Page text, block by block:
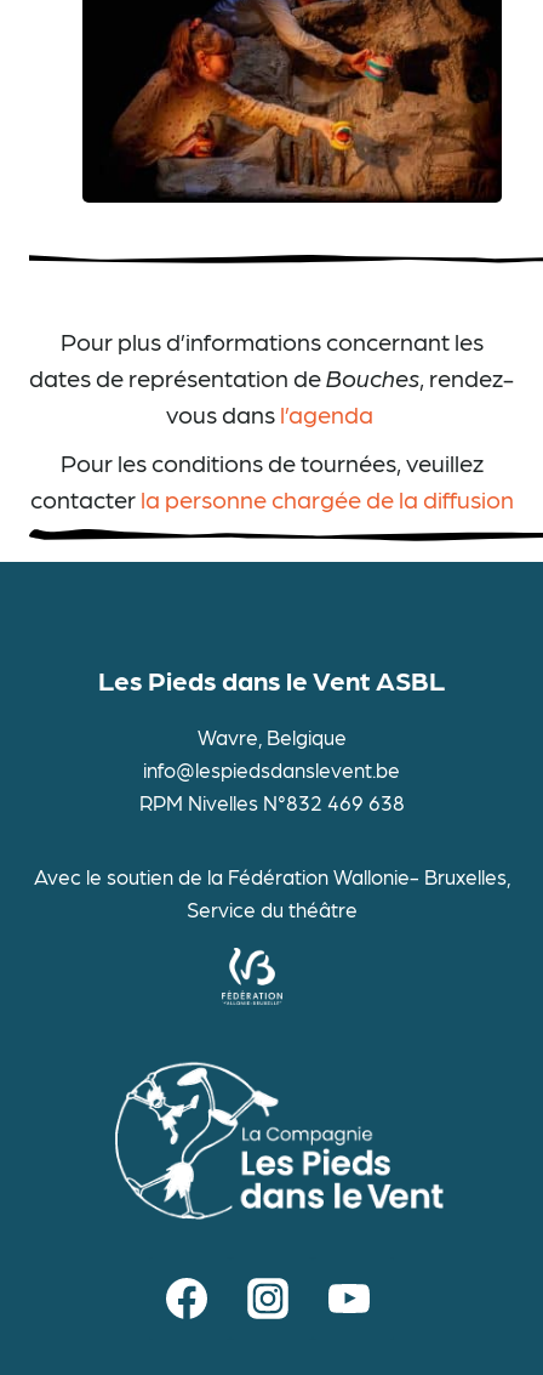
Pour plus d’informations concernant les
dates de représentation deBouches , rendez-
vous dans l’agenda
Pour les conditions de tournées, veuillez
contacter la personne chargée de la diffusion
Les Pieds dans le Vent ASBL
Wavre, Belgique
info@lespiedsdanslevent.be
RPM Nivelles N°832 469 638
Avec le soutien de la Fédération Wallonie- Bruxelles,
Service du théâtre